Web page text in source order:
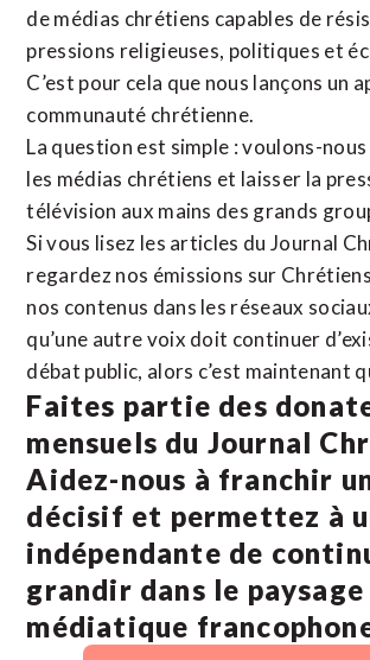
de médias chrétiens capables de
pressions religieuses, politiques et
C’est pour cela que nous lançons un
communauté chrétienne.
La question est simple : voulons-
les médias chrétiens et laisser la
télévision aux mains des grands
Si vous lisez les articles du Journal
regardez nos émissions sur
nos contenus dans les réseaux
qu’une autre voix doit continuer
débat public, alors c’est maintenant
Faites partie des
mensuels du Journal
Aidez-nous à franchir
décisif et permettez à
indépendante de
grandir dans le paysage
médiatique